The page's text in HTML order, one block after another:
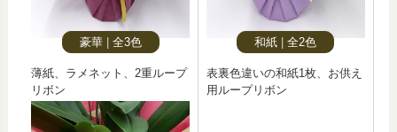
豪華 全3色
薄紙、ラメネット、2重ループ
リボン
和紙 全2色
表裏色違いの和紙1枚、お供え
用ループリボン